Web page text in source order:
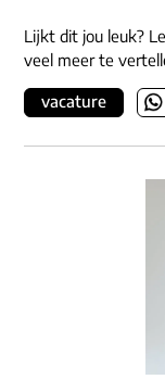
Lijkt dit jou leuk?
veel meer te
vacature